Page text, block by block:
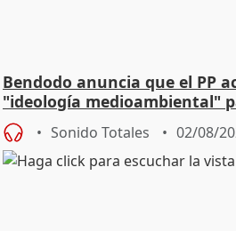
Bendodo anuncia que el PP
"ideología medioambiental"
playas
Sonido Totales 02/08/